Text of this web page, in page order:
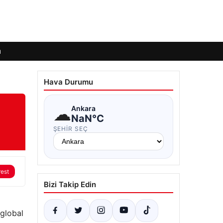
Hava Durumu
☁Ankara
NaN°C
ŞEHIR SEÇ
Bizi Takip Edin